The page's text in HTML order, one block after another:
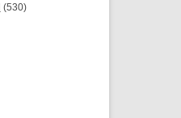
(530)